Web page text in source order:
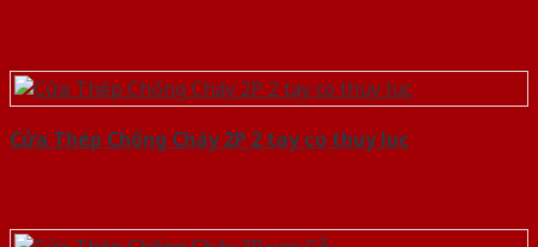
Cửa Thép Chống Cháy 2P 2 tay co thuy luc